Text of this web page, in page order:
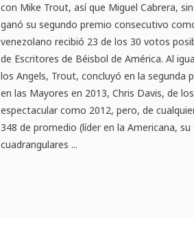
con Mike Trout, así que Miguel Cabrera,
ganó su segundo premio consecutivo
venezolano recibió 23 de los 30 votos
de Escritores de Béisbol de América. Al
los Angels, Trout, concluyó en la segunda
en las Mayores en 2013, Chris Davis, de
espectacular como 2012, pero, de
348 de promedio (líder en la Americana,
cuadrangulares ...